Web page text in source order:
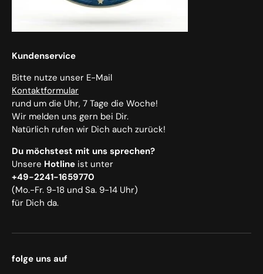
Kundenservice
Bitte nutze unser E-Mail
Kontaktformular
rund um die Uhr, 7 Tage die Woche!
Wir melden uns gern bei Dir.
Natürlich rufen wir Dich auch zurück!
Du möchstest mit uns sprechen?
Unsere Hotline ist unter
+49-2241-1659770
(Mo.-Fr. 9-18 und Sa. 9-14 Uhr)
für Dich da.
folge uns auf